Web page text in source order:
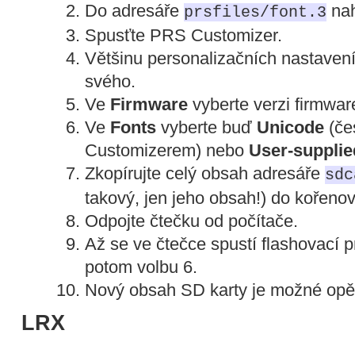
Do adresáře prsfiles/font.3
Spusťte PRS Customizer.
Většinu personalizačních
svého.
Ve Firmware vyberte verzi
Ve Fonts vyberte buď Unicode
Customizerem) nebo User-
Zkopírujte celý obsah adresáře
takový, jen jeho obsah!) do
Odpojte čtečku od počítače.
Až se ve čtečce spustí flashovací
potom volbu 6.
Nový obsah SD karty je možné
LRX